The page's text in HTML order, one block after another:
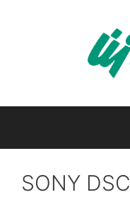
SONY DSC